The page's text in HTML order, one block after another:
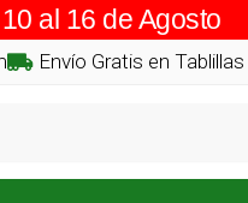
al 16 de Agosto
Envío Gratis en